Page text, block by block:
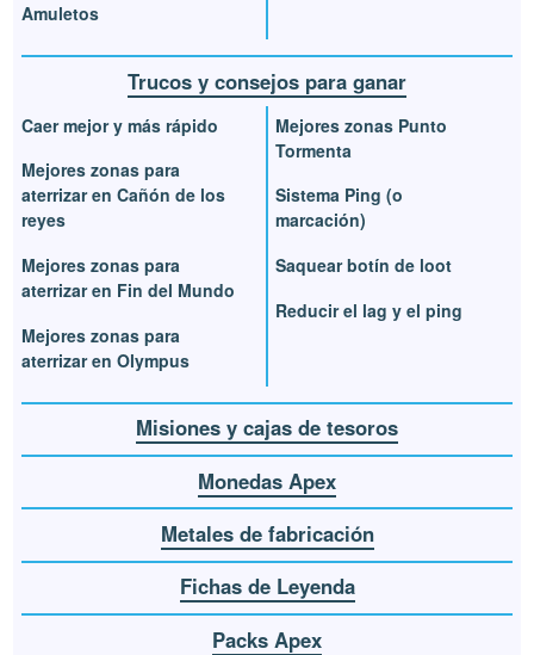
Amuletos
Trucos y consejos para ganar
Caer mejor y más rápido
Mejores zonas para
aterrizar en Cañón de los
reyes
Mejores zonas para
aterrizar en Fin del Mundo
Mejores zonas para
aterrizar en Olympus
Mejores zonas Punto
Tormenta
Sistema Ping (o
marcación)
Saquear botín de loot
Reducir el lag y el ping
Misiones y cajas de tesoros
Monedas Apex
Metales de fabricación
Fichas de Leyenda
Packs Apex